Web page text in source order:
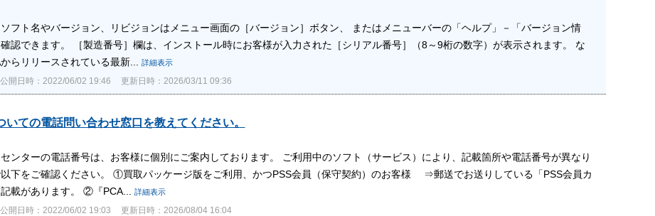
フト名やバージョン、リビジョンはメニュー画面の［バージョン］ボタン、 またはメニューバーの「ヘルプ」－「バージョン情
認できます。 ［製造番号］欄は、インストール時にお客様が入力された［シリアル番号］（8～9桁の数字）が表示されます。 な
らリリースされている最新...
詳細表示
公開日時：2022/06/02 19:46 更新日時：2026/03/11 09:36
いての電話問い合わせ窓口を教えてください。
ンターの電話番号は、お客様に個別にご案内しております。 ご利用中のソフト（サービス）により、記載箇所や電話番号が異なり
以下をご確認ください。 ①買取パッケージ版をご利用、かつPSS会員（保守契約）のお客様 ⇒郵送でお送りしている「PSS会員カ
載があります。 ②『PCA...
詳細表示
公開日時：2022/06/02 19:03 更新日時：2026/08/04 16:04